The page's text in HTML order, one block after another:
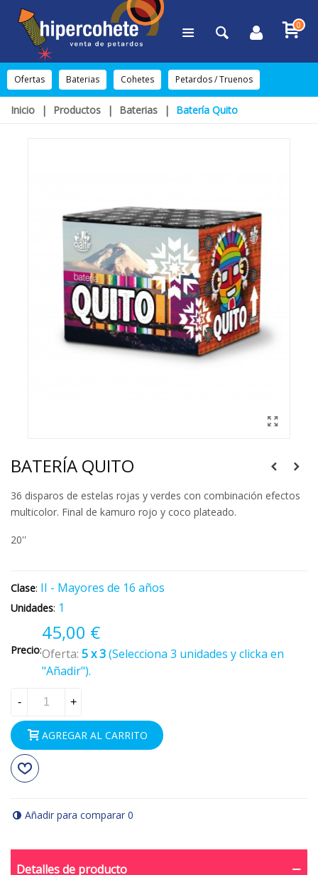
0
Ofertas Baterias Cohetes Petardos / Truenos
Inicio | Productos | Baterias | Batería Quito
BATERÍA QUITO
36 disparos de estelas rojas y verdes con combinación efectos
multicolor. Final de kamuro rojo y coco plateado.
20''
Clase: II - Mayores de 16 años
Unidades: 1
Precio:
45,00 €
Oferta: 5 x 3(Selecciona 3 unidades y clicka en
"Añadir").
- +
AGREGAR AL CARRITO
Añadir para comparar 0
Detalles de producto